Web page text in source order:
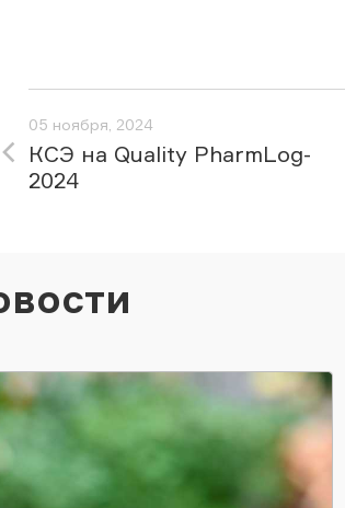
05 ноября, 2024
КСЭ на Quality PharmLog-
2024